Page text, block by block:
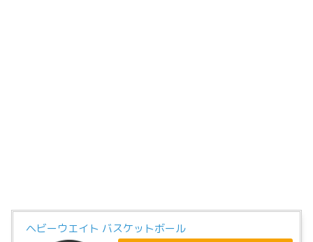
ヘビーウエイト バスケットボール